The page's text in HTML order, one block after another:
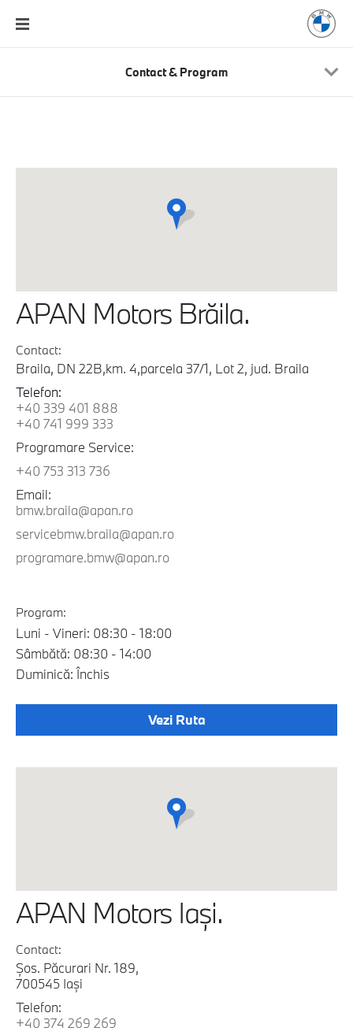
Contact & Program
APAN Motors Brăila.
Contact:
Braila, DN 22B,km. 4,parcela 37/1, Lot 2, jud. Braila
Telefon:
+40 339 401 888
+40 741 999 333
Programare Service:
+40 753 313 736
Email:
bmw.braila@apan.ro
servicebmw.braila@apan.ro
programare.bmw@apan.ro
Program:
Luni - Vineri: 08:30 - 18:00
Sâmbătă: 08:30 - 14:00
Duminică: Închis
Vezi Ruta
APAN Motors Iaşi.
Contact:
Şos. Păcurari Nr. 189,
700545 Iaşi
Telefon:
+40 374 269 269